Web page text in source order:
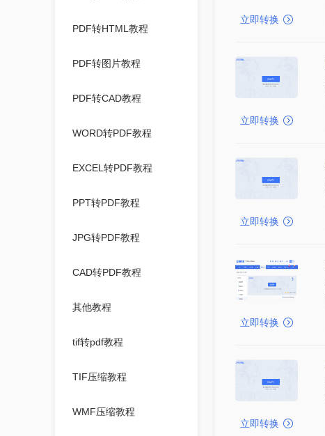
PDF转HTML教程
PDF转图片教程
PDF转CAD教程
WORD转PDF教程
EXCEL转PDF教程
PPT转PDF教程
JPG转PDF教程
CAD转PDF教程
其他教程
tif转pdf教程
TIF压缩教程
WMF压缩教程
立即转换
立即转换
立即转换
立即转换
立即转换